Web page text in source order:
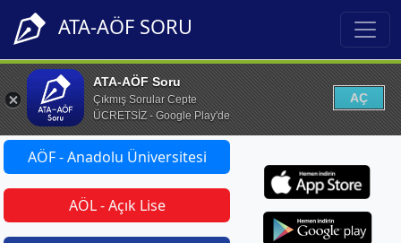
ATA-AÖF SORU
ATA-AÖF Soru
Çıkmış Sorular Cepte
ÜCRETSİZ - Google Play'de
AÇ
AÖF - Anadolu Üniversitesi
AÖL - Açık Lise